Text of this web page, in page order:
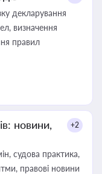
декларування
визначення
правил
новини,
+2
судова практика,
правові новини